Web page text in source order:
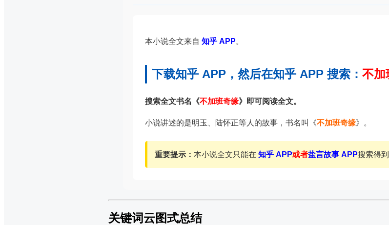
本小说全文来自 知乎 APP。
下载知乎 APP，然后在知乎 APP 搜索： 不加
搜索全文书名《不加班奇缘》即可阅读全文。
小说讲述的是明玉、陆怀正等人的故事，书名叫《不加班奇缘》。
重要提示： 本小说全文只能在 知乎 APP或者盐言故事 APP搜索得到
关键词云图式总结